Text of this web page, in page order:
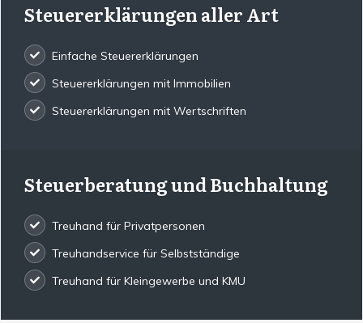
Steuererklärungen aller Art
Einfache Steuererklärungen
Steuererklärungen mit Immobilien
Steuererklärungen mit Wertschriften
Steuerberatung und Buchhaltung
Treuhand für Privatpersonen
Treuhandservice für Selbstständige
Treuhand für Kleingewerbe und KMU